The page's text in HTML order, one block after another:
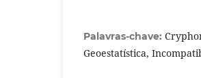
Palavras-chave:
Geoestatística,